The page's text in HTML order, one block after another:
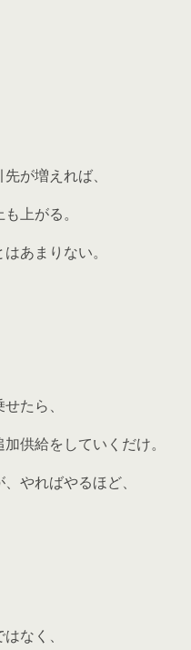
が増えれば、
上がる。
あまりない。
たら、
供給をしていくだけ。
やればやるほど、
なく、